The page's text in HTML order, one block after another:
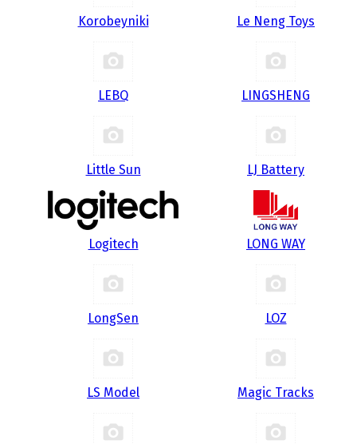
Korobeyniki Le Neng Toys
LEBQ LINGSHENG
Little Sun LJ Battery
Logitech LONG WAY
LongSen LOZ
LS Model Magic Tracks